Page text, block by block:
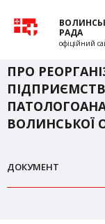
РАДА
офіційний
ПРО
ВОЛИНСЬКОЇ
ДОКУМЕНТ